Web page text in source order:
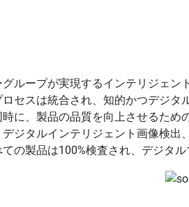
グループが実現するインテリジェ
セスは統合され、知的かつデジタ
時に、製品の品質を向上させるた
デジタルインテリジェント画像検
の製品は100%検査され、デジタ